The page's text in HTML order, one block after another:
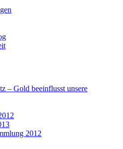
– Gold beeinflusst unsere
2012